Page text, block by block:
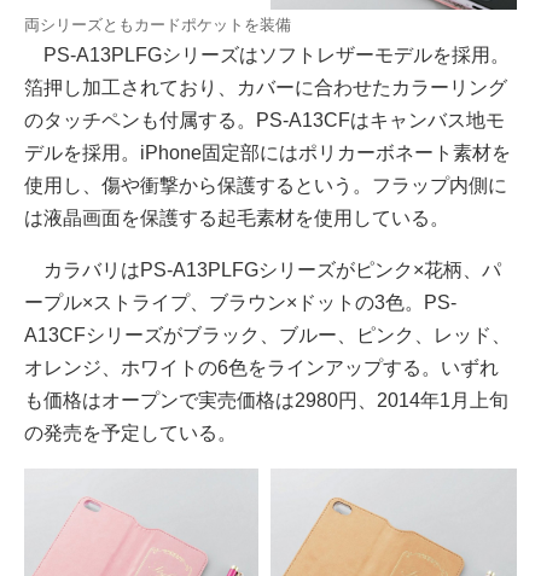
両シリーズともカードポケットを装備
PS-A13PLFGシリーズはソフトレザーモデルを採用。
箔押し加工されており、カバーに合わせたカラーリング
のタッチペンも付属する。PS-A13CFはキャンバス地モ
デルを採用。iPhone固定部にはポリカーボネート素材を
使用し、傷や衝撃から保護するという。フラップ内側に
は液晶画面を保護する起毛素材を使用している。
カラバリはPS-A13PLFGシリーズがピンク×花柄、パ
ープル×ストライプ、ブラウン×ドットの3色。PS-
A13CFシリーズがブラック、ブルー、ピンク、レッド、
オレンジ、ホワイトの6色をラインアップする。いずれ
も価格はオープンで実売価格は2980円、2014年1月上旬
の発売を予定している。